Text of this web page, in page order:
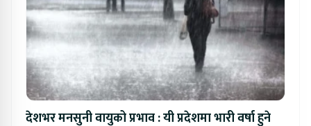
देशभर मनसुनी वायुको प्रभाव : यी प्रदेशमा भारी वर्षा हुने